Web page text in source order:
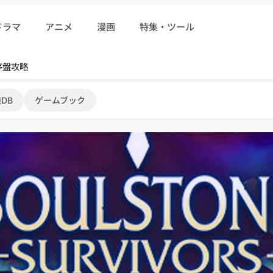
マ アニメ 漫画 特集・ツール
攻略
ゲームブック